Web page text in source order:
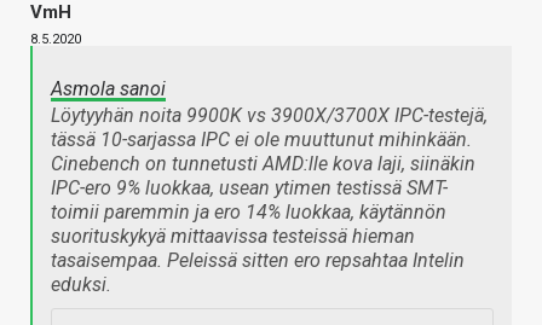
VmH
8.5.2020
Asmola sanoi
Löytyyhän noita 9900K vs 3900X/3700X IPC-testejä,
tässä 10-sarjassa IPC ei ole muuttunut mihinkään.
Cinebench on tunnetusti AMD:lle kova laji, siinäkin
IPC-ero 9% luokkaa, usean ytimen testissä SMT-
toimii paremmin ja ero 14% luokkaa, käytännön
suorituskykyä mittaavissa testeissä hieman
tasaisempaa. Peleissä sitten ero repsahtaa Intelin
eduksi.